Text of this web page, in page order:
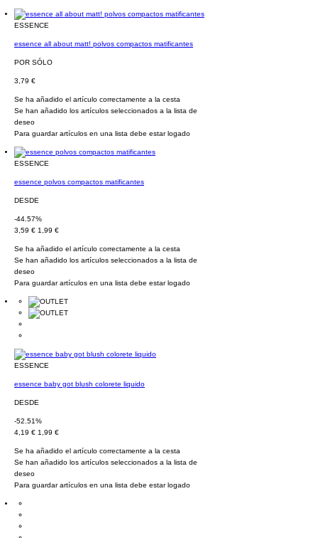
ESSENCE
essence all about matt! polvos compactos matificantes
POR SÓLO
3,79 €
Se ha añadido el artículo correctamente a la cesta
Se han añadido los artículos seleccionados a la lista de
deseo
Para guardar artículos en una lista debe estar logado
ESSENCE
essence polvos compactos matificantes
DESDE
-44.57%
3,59 € 1,99 €
Se ha añadido el artículo correctamente a la cesta
Se han añadido los artículos seleccionados a la lista de
deseo
Para guardar artículos en una lista debe estar logado
ESSENCE
essence baby got blush colorete liquido
DESDE
-52.51%
4,19 € 1,99 €
Se ha añadido el artículo correctamente a la cesta
Se han añadido los artículos seleccionados a la lista de
deseo
Para guardar artículos en una lista debe estar logado